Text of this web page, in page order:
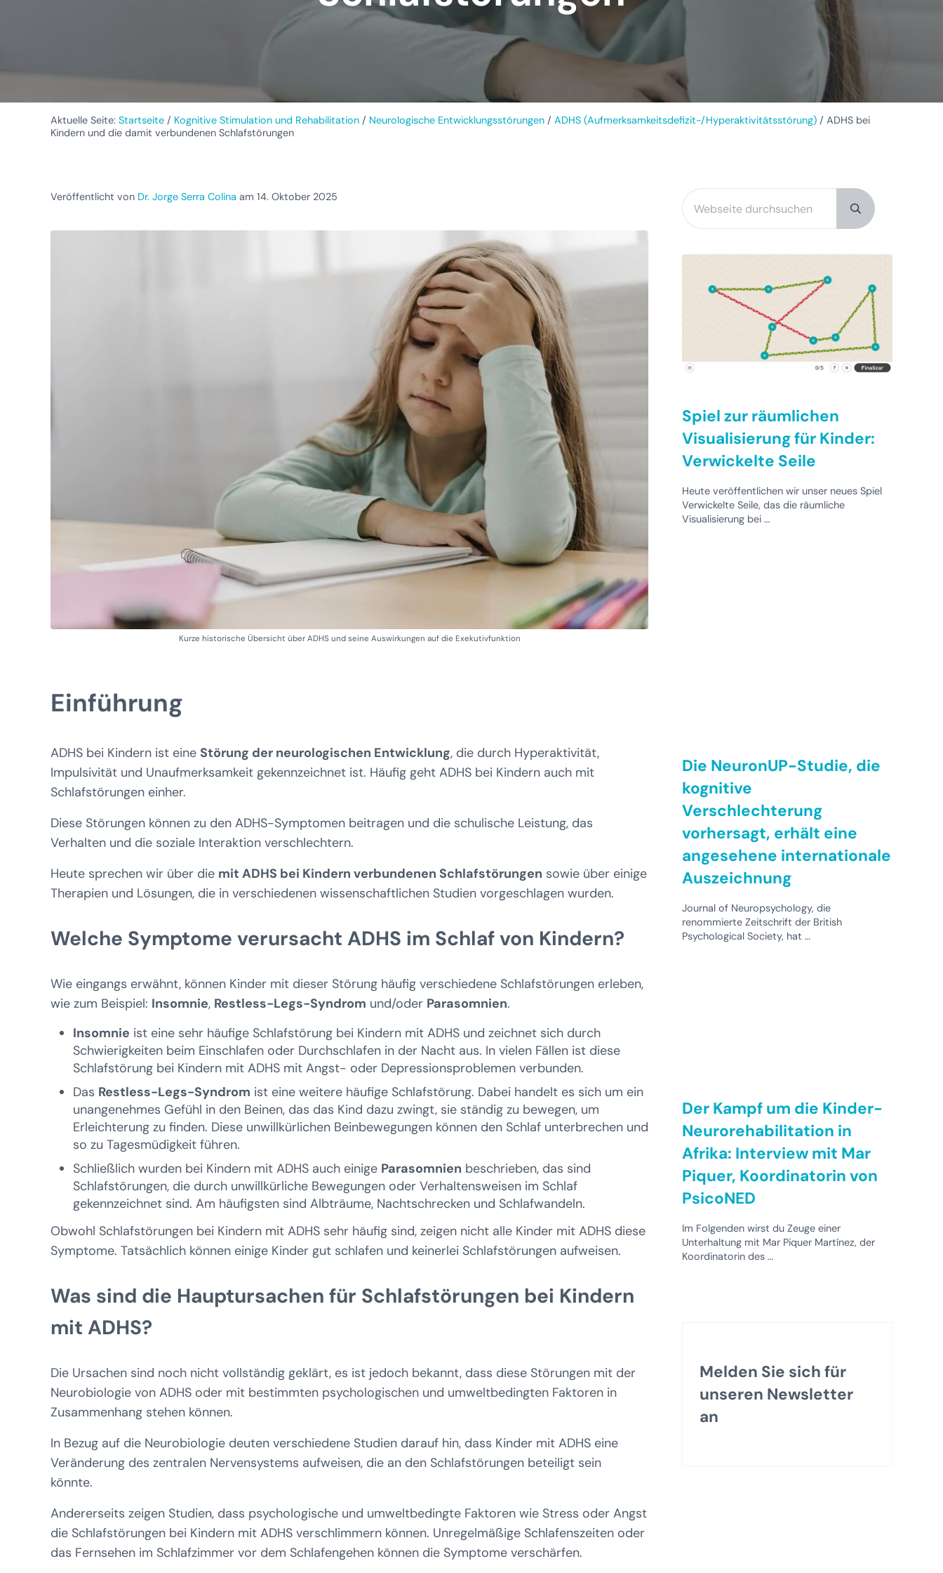
Aktuelle Seite: Startseite / Kognitive Stimulation und Rehabilitation / Neurologische Entwicklungsstörungen / ADHS (Aufmerksamkeitsdefizit-/Hyperaktivitätsstörung) / ADHS bei
Kindern und die damit verbundenen Schlafstörungen
Veröffentlicht von Dr. Jorge Serra Colina am 14. Oktober 2025
Kurze historische Übersicht über ADHS und seine Auswirkungen auf die Exekutivfunktion
Einführung
ADHS bei Kindern ist eine Störung der neurologischen Entwicklung, die durch Hyperaktivität,
Impulsivität und Unaufmerksamkeit gekennzeichnet ist. Häufig geht ADHS bei Kindern auch mit
Schlafstörungen einher.
Diese Störungen können zu den ADHS-Symptomen beitragen und die schulische Leistung, das
Verhalten und die soziale Interaktion verschlechtern.
Heute sprechen wir über die mit ADHS bei Kindern verbundenen Schlafstörungen sowie über einige
Therapien und Lösungen, die in verschiedenen wissenschaftlichen Studien vorgeschlagen wurden.
Welche Symptome verursacht ADHS im Schlaf von Kindern?
Wie eingangs erwähnt, können Kinder mit dieser Störung häufig verschiedene Schlafstörungen erleben,
wie zum Beispiel: Insomnie, Restless-Legs-Syndrom und/oder Parasomnien.
Insomnie ist eine sehr häufige Schlafstörung bei Kindern mit ADHS und zeichnet sich durch
Schwierigkeiten beim Einschlafen oder Durchschlafen in der Nacht aus. In vielen Fällen ist diese
Schlafstörung bei Kindern mit ADHS mit Angst- oder Depressionsproblemen verbunden.
Das Restless-Legs-Syndrom ist eine weitere häufige Schlafstörung. Dabei handelt es sich um ein
unangenehmes Gefühl in den Beinen, das das Kind dazu zwingt, sie ständig zu bewegen, um
Erleichterung zu finden. Diese unwillkürlichen Beinbewegungen können den Schlaf unterbrechen und
so zu Tagesmüdigkeit führen.
Schließlich wurden bei Kindern mit ADHS auch einige Parasomnien beschrieben, das sind
Schlafstörungen, die durch unwillkürliche Bewegungen oder Verhaltensweisen im Schlaf
gekennzeichnet sind. Am häufigsten sind Albträume, Nachtschrecken und Schlafwandeln.
Obwohl Schlafstörungen bei Kindern mit ADHS sehr häufig sind, zeigen nicht alle Kinder mit ADHS diese
Symptome. Tatsächlich können einige Kinder gut schlafen und keinerlei Schlafstörungen aufweisen.
Was sind die Hauptursachen für Schlafstörungen bei Kindern
mit ADHS?
Die Ursachen sind noch nicht vollständig geklärt, es ist jedoch bekannt, dass diese Störungen mit der
Neurobiologie von ADHS oder mit bestimmten psychologischen und umweltbedingten Faktoren in
Zusammenhang stehen können.
In Bezug auf die Neurobiologie deuten verschiedene Studien darauf hin, dass Kinder mit ADHS eine
Veränderung des zentralen Nervensystems aufweisen, die an den Schlafstörungen beteiligt sein
könnte.
Andererseits zeigen Studien, dass psychologische und umweltbedingte Faktoren wie Stress oder Angst
die Schlafstörungen bei Kindern mit ADHS verschlimmern können. Unregelmäßige Schlafenszeiten oder
das Fernsehen im Schlafzimmer vor dem Schlafengehen können die Symptome verschärfen.
Sidebar
Webseite durchsuchen
Submit search
Spiel zur räumlichen
Visualisierung für Kinder:
Verwickelte Seile
Heute veröffentlichen wir unser neues Spiel
Verwickelte Seile, das die räumliche
Visualisierung bei …
Die NeuronUP-Studie, die
kognitive
Verschlechterung
vorhersagt, erhält eine
angesehene internationale
Auszeichnung
Journal of Neuropsychology, die
renommierte Zeitschrift der British
Psychological Society, hat …
Der Kampf um die Kinder-
Neurorehabilitation in
Afrika: Interview mit Mar
Piquer, Koordinatorin von
PsicoNED
Im Folgenden wirst du Zeuge einer
Unterhaltung mit Mar Piquer Martínez, der
Koordinatorin des …
Melden Sie sich für
unseren Newsletter
an